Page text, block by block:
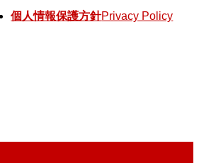
個人情報保護方針Privacy Policy